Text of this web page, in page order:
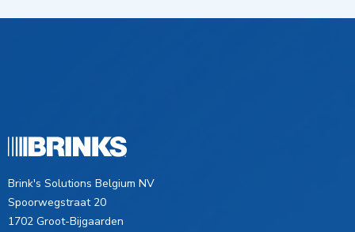
Brink's Solutions Belgium NV
Spoorwegstraat 20
1702 Groot-Bijgaarden